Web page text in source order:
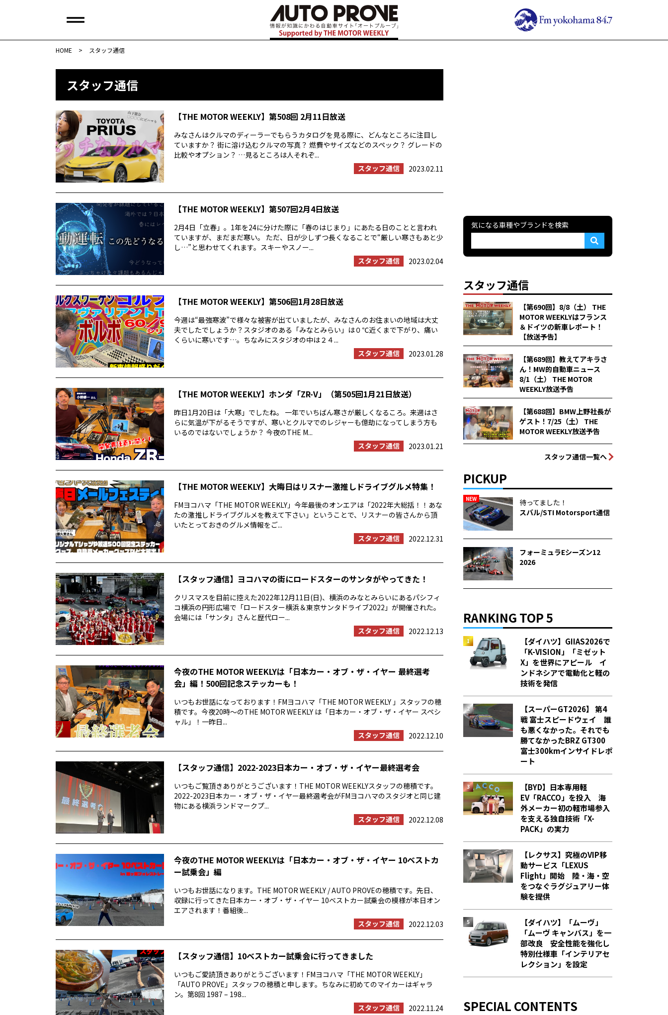
HOME > スタッフ通信
スタッフ通信
【THE MOTOR WEEKLY】第508回 2月11日放送
みなさんはクルマのディーラーでもらうカタログを見る際に、どんなところに注目し
ていますか？ 街に溶け込むクルマの写真？ 燃費やサイズなどのスペック？ グレードの
比較やオプション？ …見るところは人それぞ...
スタッフ通信
2023.02.11
【THE MOTOR WEEKLY】第507回2月4日放送
2月4日「立春」。1年を24に分けた際に「春のはじまり」にあたる日のことと言われ
ていますが、まだまだ寒い。 ただ、日が少しずつ長くなることで“厳しい寒さもあと少
し…”と思わせてくれます。スキーやスノー...
スタッフ通信
2023.02.04
【THE MOTOR WEEKLY】第506回1月28日放送
今週は“最強寒波”で様々な被害が出ていましたが、みなさんのお住まいの地域は大丈
夫でしたでしょうか？スタジオのある「みなとみらい」は０℃近くまで下がり、痛い
くらいに寒いです…。ちなみにスタジオの中は２４...
スタッフ通信
2023.01.28
【THE MOTOR WEEKLY】ホンダ「ZR-V」（第505回1月21日放送）
昨日1月20日は「大寒」でしたね。 一年でいちばん寒さが厳しくなるころ。来週はさ
らに気温が下がるそうですが、寒いとクルマでのレジャーも億劫になってしまう方も
いるのではないでしょうか？ 今夜のTHE M...
スタッフ通信
2023.01.21
【THE MOTOR WEEKLY】大晦日はリスナー激推しドライブグルメ特集！
FMヨコハマ「THE MOTOR WEEKLY」今年最後のオンエアは「2022年大総括！！あな
たの激推しドライブグルメを教えて下さい」ということで、リスナーの皆さんから頂
いたとっておきのグルメ情報をご...
スタッフ通信
2022.12.31
【スタッフ通信】ヨコハマの街にロードスターのサンタがやってきた！
クリスマスを目前に控えた2022年12月11日(日)、横浜のみなとみらいにあるパシフィ
コ横浜の円形広場で「ロードスター横浜＆東京サンタドライブ2022」が開催された。
会場には「サンタ」さんと歴代ロー...
スタッフ通信
2022.12.13
今夜のTHE MOTOR WEEKLYは「日本カー・オブ・ザ・イヤー 最終選考
会」編！500回記念ステッカーも！
いつもお世話になっております！FMヨコハマ「THE MOTOR WEEKLY 」スタッフの穂
積です。今夜20時〜のTHE MOTOR WEEKLY は「日本カー・オブ・ザ・イヤー スペシ
ャル」！一昨日...
スタッフ通信
2022.12.10
【スタッフ通信】2022-2023日本カー・オブ・ザ・イヤー最終選考会
いつもご覧頂きありがとうございます！THE MOTOR WEEKLYスタッフの穂積です。
2022-2023日本カー・オブ・ザ・イヤー最終選考会がFMヨコハマのスタジオと同じ建
物にある横浜ランドマークプ...
スタッフ通信
2022.12.08
今夜のTHE MOTOR WEEKLYは「日本カー・オブ・ザ・イヤー 10ベストカ
ー試乗会」編
いつもお世話になります。THE MOTOR WEEKLY / AUTO PROVEの穂積です。先日、
収録に行ってきた日本カー・オブ・ザ・イヤー 10ベストカー試乗会の模様が本日オン
エアされます！番組後...
スタッフ通信
2022.12.03
【スタッフ通信】10ベストカー試乗会に行ってきました
いつもご愛読頂きありがとうございます！FMヨコハマ「THE MOTOR WEEKLY」
「AUTO PROVE」スタッフの穂積と申します。ちなみに初めてのマイカーはギャラ
ン。第8回 1987 – 198...
スタッフ通信
2022.11.24
気になる車種やブランドを検索
スタッフ通信
【第690回】8/8（土） THE
MOTOR WEEKLYはフランス
＆ドイツの新車レポート！
【放送予告】
【第689回】教えてアキラさ
ん！MW的自動車ニュース
8/1（土） THE MOTOR
WEEKLY放送予告
【第688回】BMW上野社長が
ゲスト！7/25（土） THE
MOTOR WEEKLY放送予告
スタッフ通信一覧へ
PICKUP
NEW
待ってました！
スバル/STI Motorsport通信
フォーミュラEシーズン12
2026
RANKING TOP 5
【ダイハツ】GIIAS2026で
「K-VISION」「ミゼット
X」を世界にアピール イ
ンドネシアで電動化と軽の
技術を発信
【スーパーGT2026】 第4
戦 富士スピードウェイ 誰
も悪くなかった。それでも
勝てなかった――BRZ GT300
富士300kmインサイドレポ
ート
【BYD】日本専用軽
EV「RACCO」を投入 海
外メーカー初の軽市場参入
を支える独自技術「X-
PACK」の実力
【レクサス】究極のVIP移
動サービス「LEXUS
Flight」開始 陸・海・空
をつなぐラグジュアリー体
験を提供
【ダイハツ】「ムーヴ」
「ムーヴ キャンバス」を一
部改良 安全性能を強化し
特別仕様車「インテリアセ
レクション」を設定
SPECIAL CONTENTS